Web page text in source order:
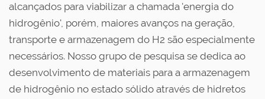
alcançados para viabilizar a chamada 'energia do
hidrogênio', porém, maiores avanços na geração,
transporte e armazenagem do H2 são especialmente
necessários. Nosso grupo de pesquisa se dedica ao
desenvolvimento de materiais para a armazenagem
de hidrogênio no estado sólido através de hidretos